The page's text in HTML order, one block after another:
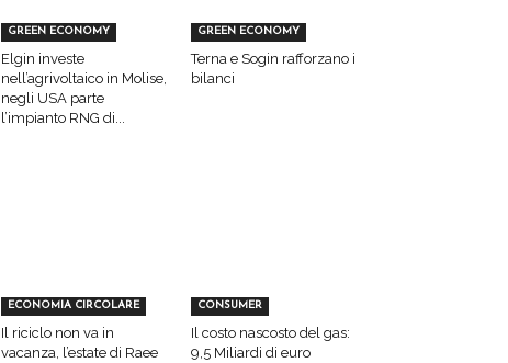
GREEN ECONOMY
Elgin investe
nell’agrivoltaico in Molise,
negli USA parte
l’impianto RNG di...
GREEN ECONOMY
Terna e Sogin rafforzano i
bilanci
ECONOMIA CIRCOLARE
Il riciclo non va in
vacanza, l’estate di Raee
CONSUMER
Il costo nascosto del gas:
9,5 Miliardi di euro